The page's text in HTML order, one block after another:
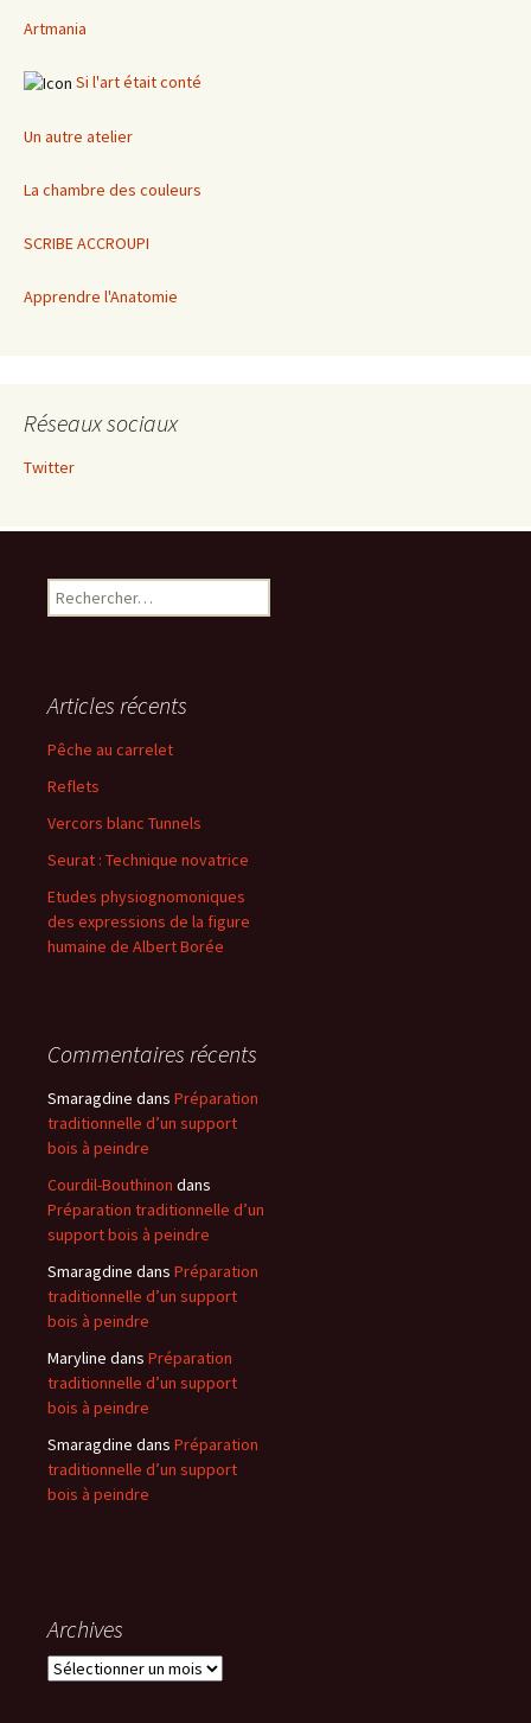
Artmania
Si l'art était conté
Un autre atelier
La chambre des couleurs
SCRIBE ACCROUPI
Apprendre l'Anatomie
Réseaux sociaux
Twitter
Rechercher :
Articles récents
Pêche au carrelet
Reflets
Vercors blanc Tunnels
Seurat : Technique novatrice
Etudes physiognomoniques
des expressions de la figure
humaine de Albert Borée
Commentaires récents
Smaragdine dans Préparation
traditionnelle d’un support
bois à peindre
Courdil-Bouthinon dans
Préparation traditionnelle d’un
support bois à peindre
Smaragdine dans Préparation
traditionnelle d’un support
bois à peindre
Maryline dans Préparation
traditionnelle d’un support
bois à peindre
Smaragdine dans Préparation
traditionnelle d’un support
bois à peindre
Archives
Archives